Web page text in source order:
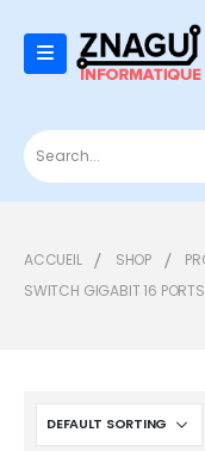
ACCUEIL SHOP
SWITCH GIGABIT 16